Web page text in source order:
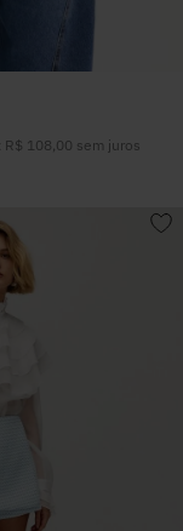
R$ 108 00 sem juros